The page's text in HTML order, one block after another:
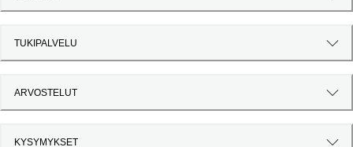
TUKIPALVELU
ARVOSTELUT
KYSYMYKSET